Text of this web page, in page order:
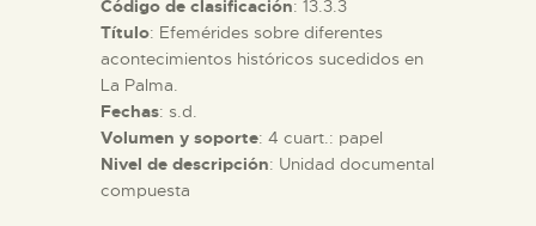
DIDÁCTICA
ESPAÑOL
Código de clasificación: 13.3.3
Título: Efemérides sobre diferentes
acontecimientos históricos sucedidos en
La Palma.
Fechas: s.d.
Volumen y soporte: 4 cuart.: papel
Nivel de descripción: Unidad documental
compuesta